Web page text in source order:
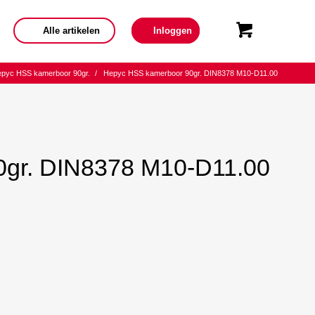
Alle artikelen Inloggen
HSS kamerboor 90gr. / Hepyc HSS kamerboor 90gr. DIN8378 M10-D11.00
DIN8378 M10-D11.00